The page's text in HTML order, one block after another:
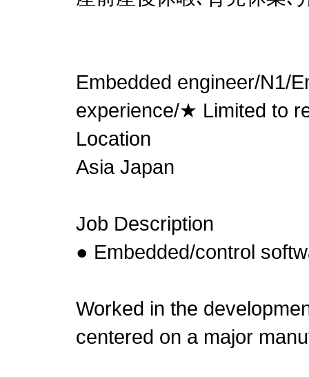
Embedded engineer/N1/
experience/★ Limited to
Location
Asia Japan
Job Description
● Embedded/control
Worked in the
centered on a major